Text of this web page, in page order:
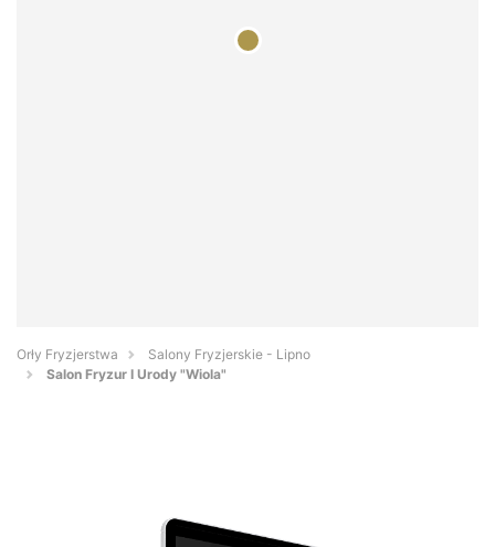
Orły Fryzjerstwa
Salony Fryzjerskie - Lipno
Salon Fryzur I Urody "Wiola"